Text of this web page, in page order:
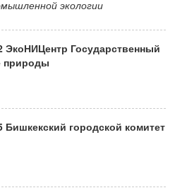
экологии
ЭкоНИЦентр Государственный
природы
Бишкекский городской комитет